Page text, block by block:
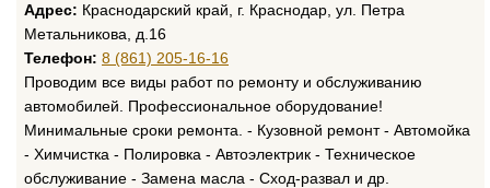
Адрес: Краснодарский край, г. Краснодар, ул. Петра
Метальникова, д.16
Телефон: 8 (861) 205-16-16
Проводим все виды работ по ремонту и обслуживанию
автомобилей. Профессиональное оборудование!
Минимальные сроки ремонта. - Кузовной ремонт - Автомойка
- Химчистка - Полировка - Автоэлектрик - Техническое
обслуживание - Замена масла - Сход-развал и др.